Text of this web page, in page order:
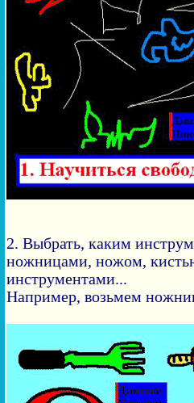
2. Выбрать, каким
ножницами, ножом,
инструментами...
Например, возьмем